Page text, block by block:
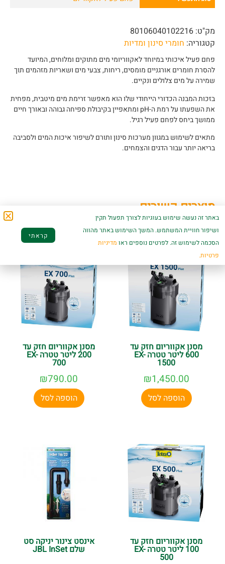
מק"ט: 80106040102216
קטגוריה: חומרי סינון ומדיות
פחם פעיל איכותי במיוחד לאקווריומי מים מתוקים ומלוחים, המיועד
להסרת חומרים אורגניים מומסים, ריחות, צבעי מים ושאריות מזהמים תוך
שמירה על מים צלולים ונקיים.
בזכות המבנה הכדורי הייחודי שלו הוא מאפשר זרימת מים מיטבית, מפחית
את השפעתו על רמת ה-pH ומתאפיין בקיבולת ספיחה גבוהה ובאורך חיים
ממושך ביחס לפחם פעיל רגיל.
מתאים לשימוש במגוון מערכות סינון ותורם לשיפור איכות המים ולסביבה
בריאה יותר עבור הדגים והצמחים.
מוצרים קשורים
מסנן אקווריום חזק עד
600 ליטר טטרה EX-
1500
₪1,450.00
הוספה לסל
מסנן אקווריום חזק עד
200 ליטר טטרה EX-
700
₪790.00
הוספה לסל
מסנן אקווריום חזק עד
100 ליטר טטרה EX-
500
אינסט צינור יניקה סט
שלם JBL InSet
באתר זה נעשה שימוש בעוגיות לצורך תפעול תקין
ושיפור חוויית המשתמש. המשך השימוש באתר מהווה
הסכמה לשימוש זה. לפרטים נוספים ראו מדיניות
פרטיות.
קראתי